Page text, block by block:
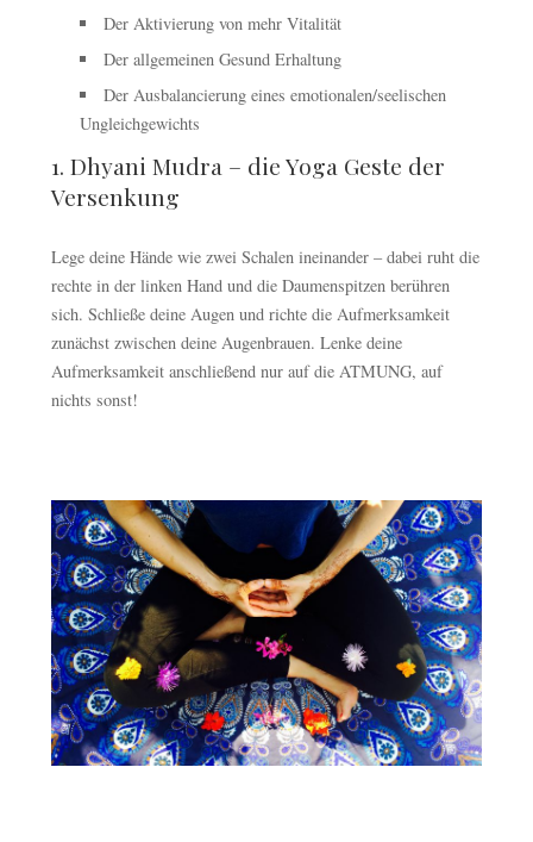
Der Aktivierung von mehr Vitalität
Der allgemeinen Gesund Erhaltung
Der Ausbalancierung eines emotionalen/seelischen
Ungleichgewichts
1. Dhyani Mudra – die Yoga Geste der
Versenkung
Lege deine Hände wie zwei Schalen ineinander – dabei ruht die
rechte in der linken Hand und die Daumenspitzen berühren
sich. Schließe deine Augen und richte die Aufmerksamkeit
zunächst zwischen deine Augenbrauen. Lenke deine
Aufmerksamkeit anschließend nur auf die ATMUNG, auf
nichts sonst!